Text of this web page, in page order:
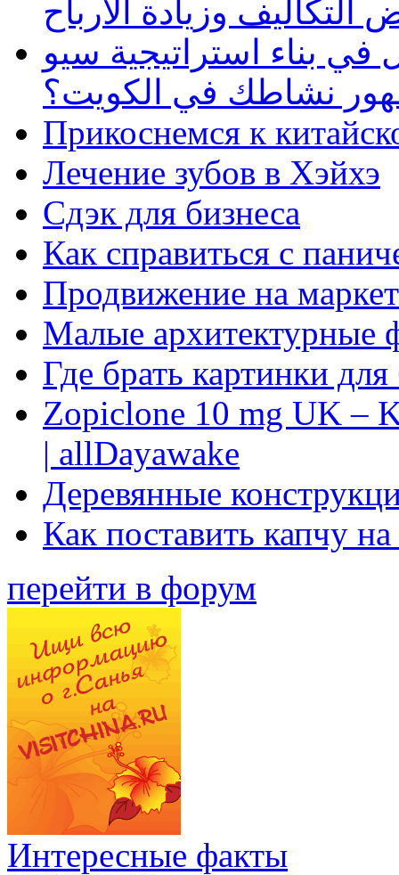
وزيادة الأرباح
بناء استراتيجية سيو
نشاطك في الكويت؟
Прикоснемся к
Лечение зубов в Хэйхэ
Сдэк для бизнеса
Как справиться с
Продвижение на
Малые архитектурные
Где брать картинки
Zopiclone 10 mg UK –
| allDayawake
Деревянные
Как поставить капчу
перейти в форум
Интересные факты